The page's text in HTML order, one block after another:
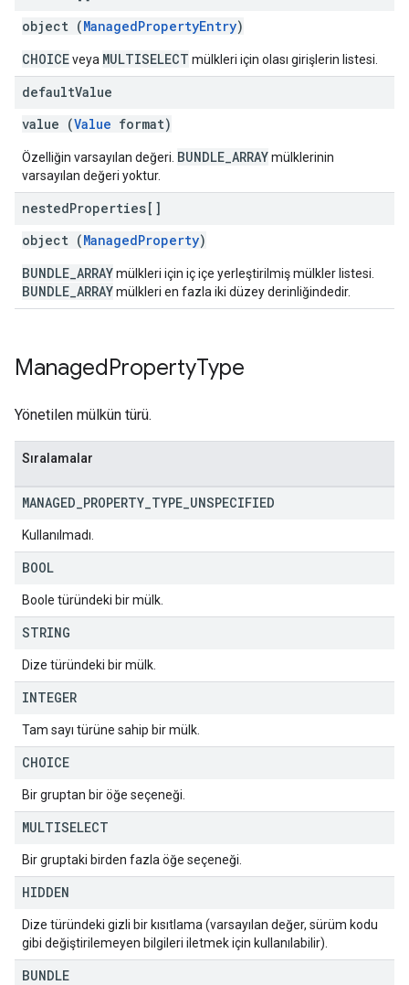
object (ManagedPropertyEntry)
CHOICEveya MULTISELECT mülkleri için olası girişlerin listesi.
defaultValue
value (Value format)
Özelliğin varsayılan değeri. BUNDLE_ARRAYmülklerinin
varsayılan değeri yoktur.
nestedProperties[]
object (ManagedProperty)
BUNDLE_ARRAYmülkleri için iç içe yerleştirilmiş mülkler listesi.
BUNDLE_ARRAYmülkleri en fazla iki düzey derinliğindedir.
ManagedPropertyType
Yönetilen mülkün türü.
Sıralamalar
MANAGED PROPERTY TYPE UNSPECIFIED
Kullanılmadı.
BOOL
Boole türündeki bir mülk.
STRING
Dize türündeki bir mülk.
INTEGER
Tam sayı türüne sahip bir mülk.
CHOICE
Bir gruptan bir öğe seçeneği.
MULTISELECT
Bir gruptaki birden fazla öğe seçeneği.
HIDDEN
Dize türündeki gizli bir kısıtlama (varsayılan değer, sürüm kodu
gibi değiştirilemeyen bilgileri iletmek için kullanılabilir).
BUNDLE